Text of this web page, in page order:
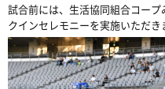
試合前には、生活協同組合コー
クインセレモニーを実施いただき